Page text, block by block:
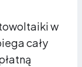
w
cały